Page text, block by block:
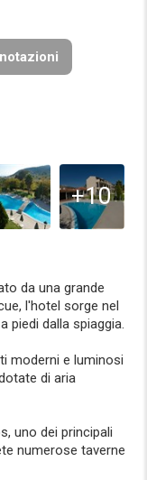
+10
da una grande
l'hotel sorge nel
piedi dalla spiaggia.
moderni e luminosi
di aria
uno dei principali
numerose taverne